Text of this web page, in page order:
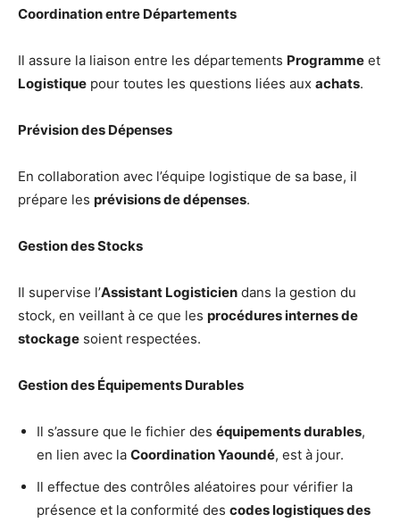
Coordination entre Départements
Il assure la liaison entre les départements Programme et
Logistique pour toutes les questions liées aux achats.
Prévision des Dépenses
En collaboration avec l’équipe logistique de sa base, il
prépare les prévisions de dépenses.
Gestion des Stocks
Il supervise l’Assistant Logisticien dans la gestion du
stock, en veillant à ce que les procédures internes de
stockage soient respectées.
Gestion des Équipements Durables
Il s’assure que le fichier des équipements durables,
en lien avec la Coordination Yaoundé, est à jour.
Il effectue des contrôles aléatoires pour vérifier la
présence et la conformité des codes logistiques des